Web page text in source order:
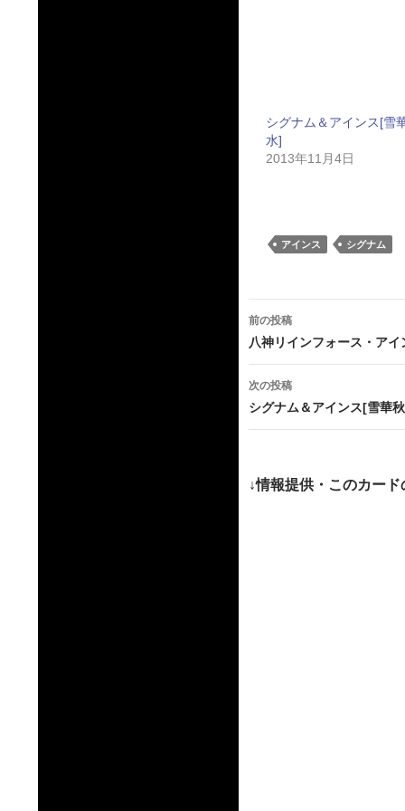
シグナム＆アインス[雪
水]
2013年11月4日
アインス シグナム
投
稿
ナ
ビ
ー
前の投稿
八神リインフォース・ア
次の投稿
シグナム＆アインス[雪華
↓情報提供・このカー